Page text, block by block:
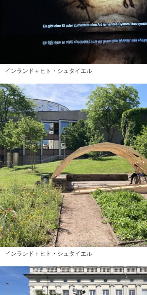
インランド＋ヒト・シュタイエル
インランド＋ヒト・シュタイエル